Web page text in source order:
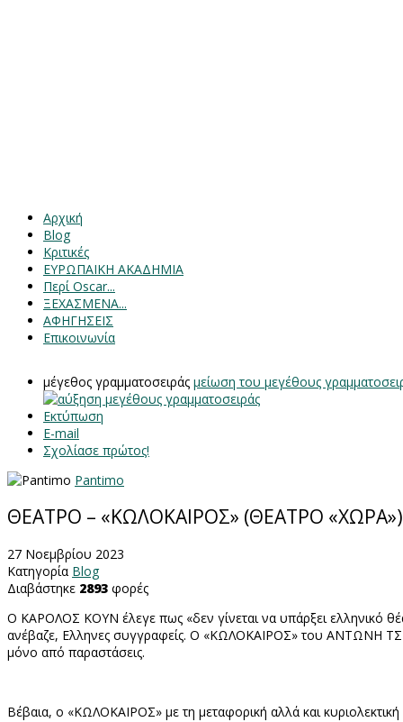
Αρχική
Blog
Κριτικές
ΕΥΡΩΠΑΙΚΗ ΑΚΑΔΗΜΙΑ
Περί Oscar...
ΞΕΧΑΣΜΕΝΑ...
ΑΦΗΓΗΣΕΙΣ
Επικοινωνία
μέγεθος γραμματοσειράς μείωση του μεγέθους
Εκτύπωση
E-mail
Σχολίασε πρώτος!
Pantimo
ΘΕΑΤΡΟ – «ΚΩΛΟΚΑΙΡΟΣ» (ΘΕΑΤΡΟ
27 Νοεμβρίου 2023
Κατηγορία Blog
Διαβάστηκε 2893 φορές
Ο ΚΑΡΟΛΟΣ ΚΟΥΝ έλεγε πως «δεν γίνεται να υπάρξει ελληνικό
ανέβαζε, Ελληνες συγγραφείς. Ο «ΚΩΛΟΚΑΙΡΟΣ» του ΑΝΤΩΝΗ
μόνο από παραστάσεις.
Βέβαια, ο «ΚΩΛΟΚΑΙΡΟΣ» με τη μεταφορική αλλά και